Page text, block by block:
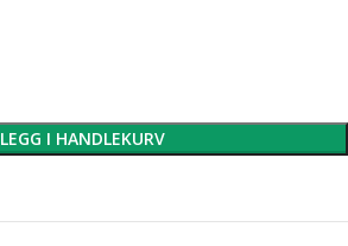
LEGG I HANDLEKURV